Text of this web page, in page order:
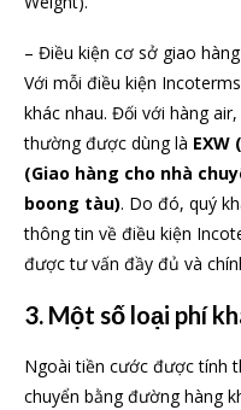
– Điều kiện cơ sở giao
Với mỗi điều kiện
khác nhau. Đối với hàng
thường được dùng là
(Giao hàng cho nhà
boong tàu). Do đó, quý
thông tin về điều kiện
được tư vấn đầy đủ và
3. Một số loại phí
Ngoài tiền cước được tính
chuyển bằng đường hàng